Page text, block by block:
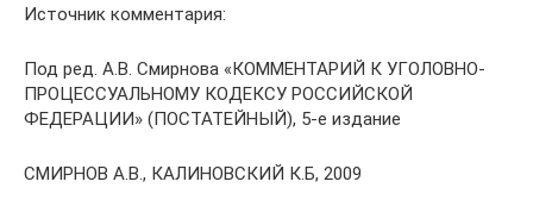
Источник комментария:
Под ред. А.В. Смирнова «КОММЕНТАРИЙ К УГОЛОВНО-
ПРОЦЕССУАЛЬНОМУ КОДЕКСУ РОССИЙСКОЙ
ФЕДЕРАЦИИ» (ПОСТАТЕЙНЫЙ), 5-е издание
СМИРНОВ А.В., КАЛИНОВСКИЙ К.Б, 2009